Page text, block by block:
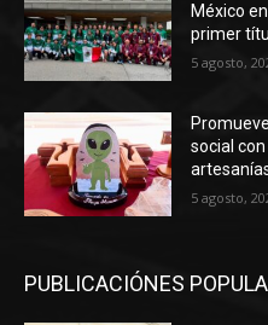
México
primer
5 agosto,
social
artesanías
5 agosto,
PUBLICACIÓNES